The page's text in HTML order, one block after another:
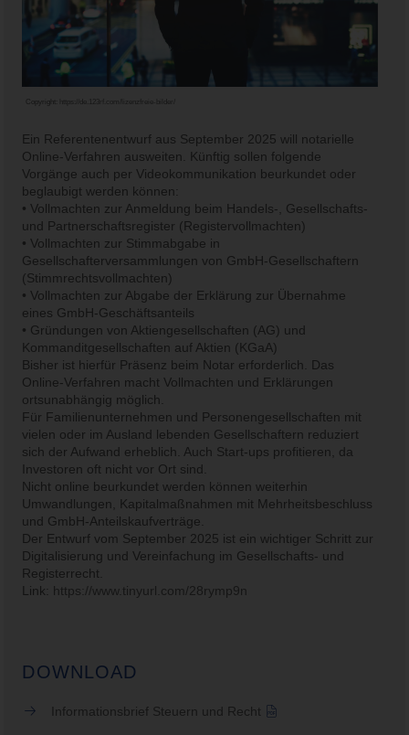
Copyright:
Ein Referentenentwurf aus September 2025 will notarielle
Online-Verfahren ausweiten. Künftig sollen folgende
Vorgänge auch per Videokommunikation beurkundet oder
beglaubigt werden können:
• Vollmachten zur Anmeldung beim Handels-, Gesellschafts-
und Partnerschaftsregister (Registervollmachten)
• Vollmachten zur Stimmabgabe in
Gesellschafterversammlungen von GmbH-Gesellschaftern
(Stimmrechtsvollmachten)
• Vollmachten zur Abgabe der Erklärung zur Übernahme
eines GmbH-Geschäftsanteils
• Gründungen von Aktiengesellschaften (AG) und
Kommanditgesellschaften auf Aktien (KGaA)
Bisher ist hierfür Präsenz beim Notar erforderlich. Das
Online-Verfahren macht Vollmachten und Erklärungen
ortsunabhängig möglich.
Für Familienunternehmen und Personengesellschaften mit
vielen oder im Ausland lebenden Gesellschaftern reduziert
sich der Aufwand erheblich. Auch Start-ups profitieren, da
Investoren oft nicht vor Ort sind.
Nicht online beurkundet werden können weiterhin
Umwandlungen, Kapitalmaßnahmen mit Mehrheitsbeschluss
und GmbH-Anteilskaufverträge.
Der Entwurf vom September 2025 ist ein wichtiger Schritt zur
Digitalisierung und Vereinfachung im Gesellschafts- und
Registerrecht.
Link:
https://www.tinyurl.com/28rymp9n
DOWNLOAD
Informationsbrief Steuern und Recht